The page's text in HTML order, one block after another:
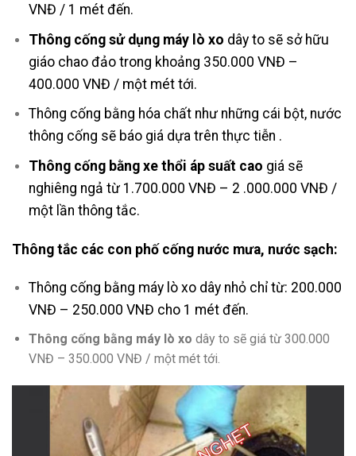
VNĐ / 1 mét đến.
Thông cống sử dụng máy lò xo dây to sẽ sở hữu
giáo chao đảo trong khoảng 350.000 VNĐ –
400.000 VNĐ / một mét tới.
Thông cống bằng hóa chất như những cái bột, nước
thông cống sẽ báo giá dựa trên thực tiễn .
Thông cống bằng xe thổi áp suất cao giá sẽ
nghiêng ngả từ 1.700.000 VNĐ – 2 .000.000 VNĐ /
một lần thông tắc.
Thông tắc các con phố cống nước mưa, nước sạch:
Thông cống bằng máy lò xo dây nhỏ chỉ từ: 200.000
VNĐ – 250.000 VNĐ cho 1 mét đến.
Thông cống bằng máy lò xo dây to sẽ giá từ 300.000
VNĐ – 350.000 VNĐ / một mét tới.